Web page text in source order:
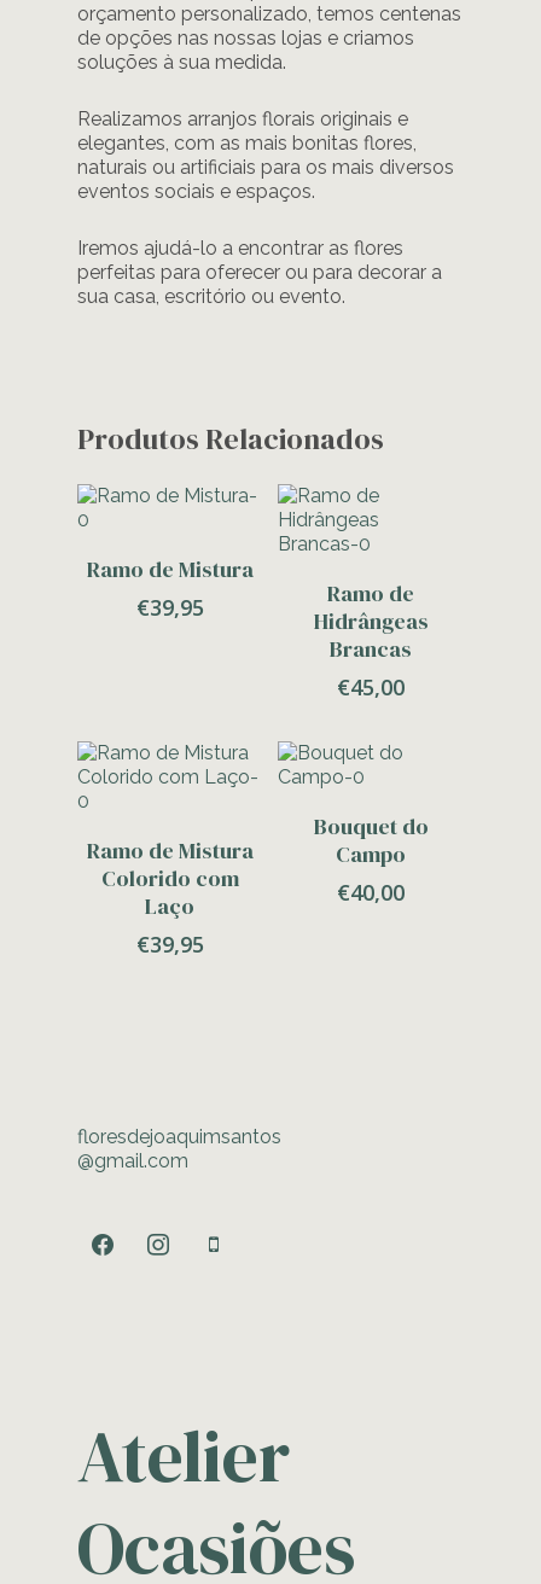
orçamento personalizado, temos centenas
de opções nas nossas lojas e criamos
soluções à sua medida.
Realizamos arranjos florais originais e
elegantes, com as mais bonitas flores,
naturais ou artificiais para os mais diversos
eventos sociais e espaços.
Iremos ajudá-lo a encontrar as flores
perfeitas para oferecer ou para decorar a
sua casa, escritório ou evento.
Produtos Relacionados
Ramo de Mistura
€39,95
Ramo de
Hidrângeas
Brancas
€45,00
Ramo de Mistura
Colorido com
Laço
€39,95
Bouquet do
Campo
€40,00
floresdejoaquimsantos
@gmail.com
facebookinstagrammobile
Atelier
Ocasiões